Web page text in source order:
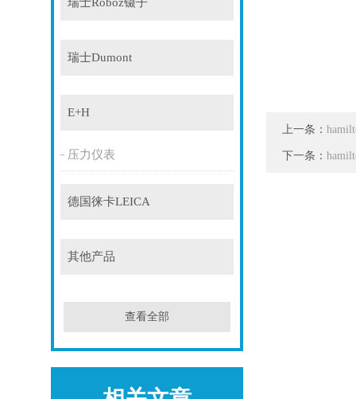
瑞士Dumont
E+H
压力仪表
德国徕卡LEICA
其他产品
查看全部
上一条：
下一条：